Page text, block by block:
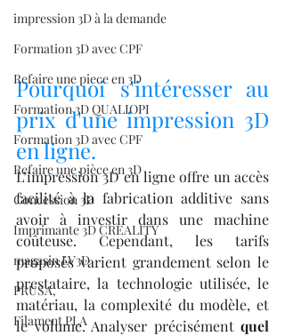
impression 3D à la demande
Formation 3D avec CPF
Refaire une piece en 3D
Formation 3D QUALIOPI
Formation 3D avec CPF
Refaire une pièce en 3D
Concession 3D
Imprimante 3D CREALITY
magasin LV3D
PRUSA,
Filament PLA
Pourquoi s'intéresser au
prix d'une impression 3D
en ligne.
L’impression 3D en ligne offre un accès
facilité à la fabrication additive sans
avoir à investir dans une machine
coûteuse. Cependant, les tarifs
proposés varient grandement selon le
prestataire, la technologie utilisée, le
matériau, la complexité du modèle, et
le volume. Analyser précisément quel